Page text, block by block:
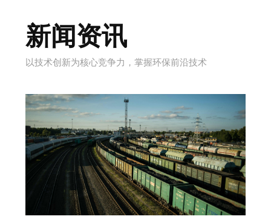
新闻资讯
以技术创新为核心竞争力，掌握环保前沿技术